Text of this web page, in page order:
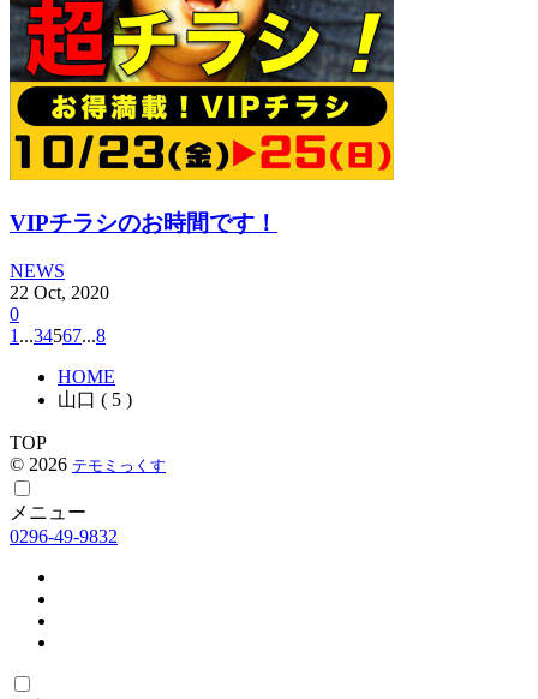
VIPチラシのお時間です！
NEWS
22 Oct, 2020
0
1 ...34567...8
HOME
山口 ( 5 )
TOP
© 2026 テモミっくす
メニュー
0296-49-9832